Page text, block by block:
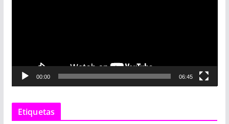
c
r
00:00 06:45
Etiquetas